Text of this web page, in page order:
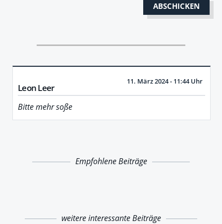
Leon Leer
11. März 2024 - 11:44 Uhr
Bitte mehr soße
Empfohlene Beiträge
weitere interessante Beiträge